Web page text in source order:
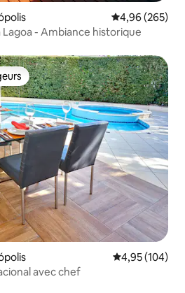
Évaluation
4,96 (265)
Lagoa - Ambiance historique
les plus appréciés
Évaluation
4,95 (104)
avec chef